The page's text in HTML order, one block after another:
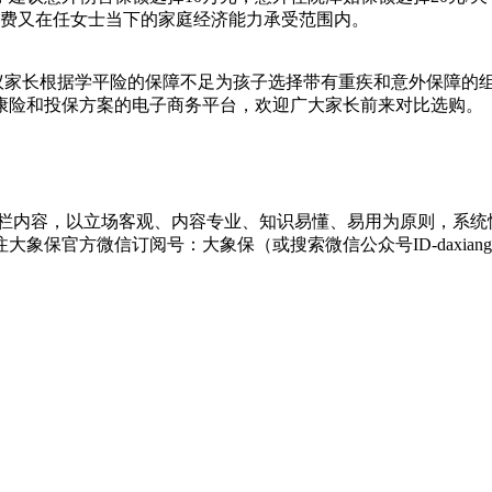
又在任女士当下的家庭经济能力承受范围内。
长根据学平险的保障不足为孩子选择带有重疾和意外保障
和投保方案的电子商务平台，欢迎广大家长前来对比选购。
容，以立场客观、内容专业、知识易懂、易用为原则，系
象保官方微信订阅号：大象保（或搜索微信公众号ID-